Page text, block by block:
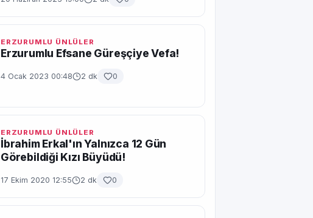
ERZURUMLU ÜNLÜLER
Erzurumlu Efsane Güreşçiye Vefa!
4 Ocak 2023 00:48 2 dk 0
ERZURUMLU ÜNLÜLER
İbrahim Erkal'ın Yalnızca 12 Gün
Görebildiği Kızı Büyüdü!
17 Ekim 2020 12:55 2 dk 0